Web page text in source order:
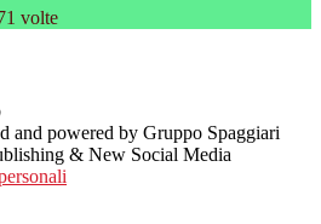
volte
and powered by Gruppo Spaggiari
& New Social Media